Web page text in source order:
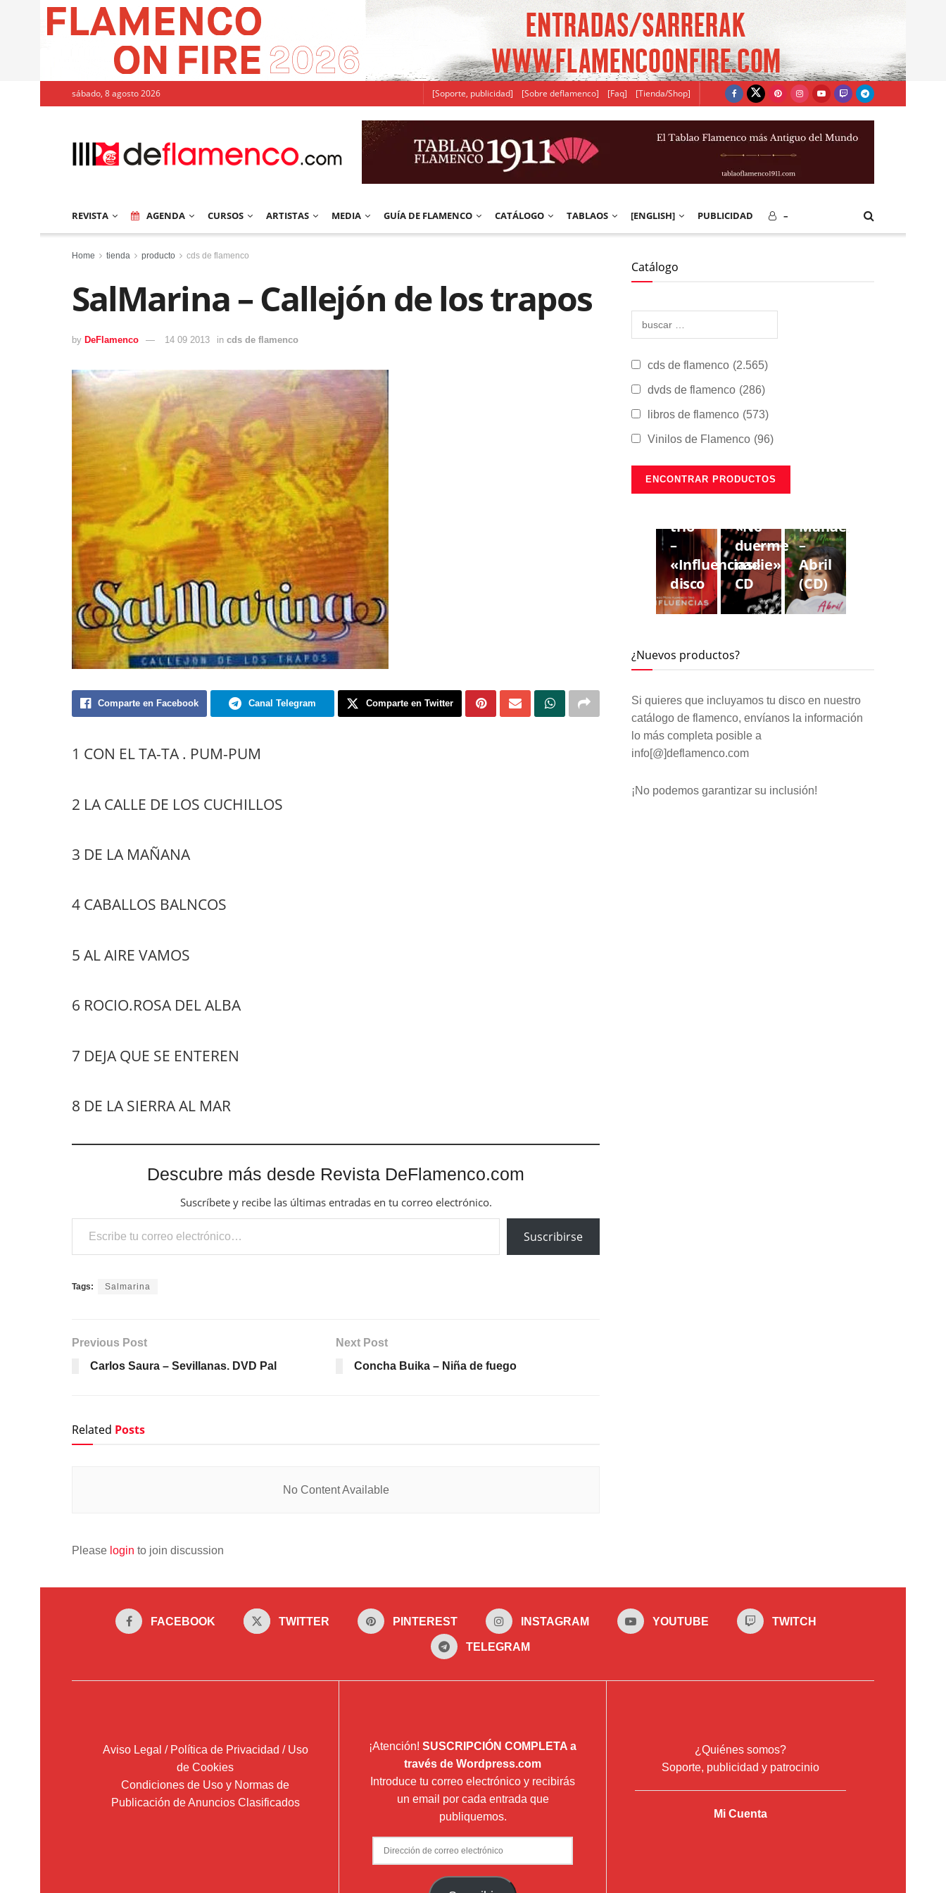
sábado, 8 agosto 2026 [Soporte, publicidad] [Sobre deflamenco] [Faq] [Tienda/Shop]
REVISTA AGENDA CURSOS ARTISTAS MEDIA GUÍA DE FLAMENCO CATÁLOGO TABLAOS [ENGLISH] PUBLICIDAD –
Home tienda producto cds de flamenco
SalMarina – Callejón de los trapos
by DeFlamenco 14 09 2013 in cds de flamenco
Comparte en Facebook Canal Telegram Comparte en Twitter
1 CON EL TA-TA . PUM-PUM
2 LA CALLE DE LOS CUCHILLOS
3 DE LA MAÑANA
4 CABALLOS BALNCOS
5 AL AIRE VAMOS
6 ROCIO.ROSA DEL ALBA
7 DEJA QUE SE ENTEREN
8 DE LA SIERRA AL MAR
Descubre más desde Revista DeFlamenco.com
Suscríbete y recibe las últimas entradas en tu correo electrónico.
Escribe tu correo electrónico…
Suscribirse
Tags: Salmarina
Previous Post
Carlos Saura – Sevillanas. DVD Pal
Next Post
Concha Buika – Niña de fuego
Related Posts
No Content Available
Please login to join discussion
Catálogo
cds de flamenco (2.565)
dvds de flamenco (286)
libros de flamenco (573)
Vinilos de Flamenco (96)
FLAMENCO
Lorenzo
trío
–
«Influencias»
disco
FLAMENCO
Gregorio
«No
duerme
nadie»
CD
Manuela
–
Abril
(CD)
¿Nuevos productos?
Si quieres que incluyamos tu disco en nuestro
catálogo de flamenco, envíanos la información
lo más completa posible a
info[@]deflamenco.com
¡No podemos garantizar su inclusión!
FACEBOOK TWITTER PINTEREST INSTAGRAM YOUTUBE TWITCH
TELEGRAM
Aviso Legal / Política de Privacidad / Uso
de Cookies
Condiciones de Uso y Normas de
Publicación de Anuncios Clasificados
¡Atención! SUSCRIPCIÓN COMPLETA a
través de Wordpress.com
Introduce tu correo electrónico y recibirás
un email por cada entrada que
publiquemos.
Dirección
de
¿Quiénes somos?
Soporte, publicidad y patrocinio
Mi Cuenta